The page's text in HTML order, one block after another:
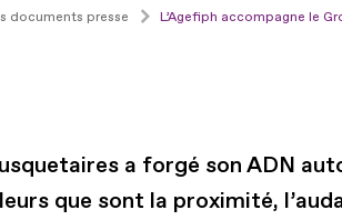
documents presse L’Agefiph accompagne le
a forgé son ADN
que sont la proximité,